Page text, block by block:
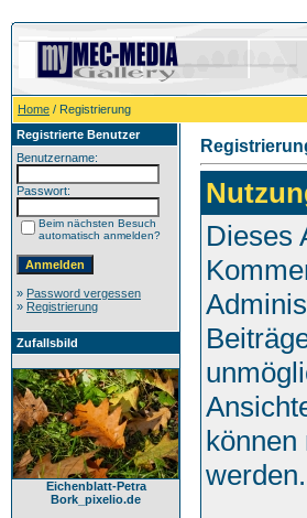
Home / Registrierung
Registrierte Benutzer
Benutzername:
Passwort:
Beim nächsten Besuch
automatisch anmelden?
» Password vergessen
» Registrierung
Zufallsbild
Eichenblatt-Petra
Bork_pixelio.de
Dieses
können
werden.